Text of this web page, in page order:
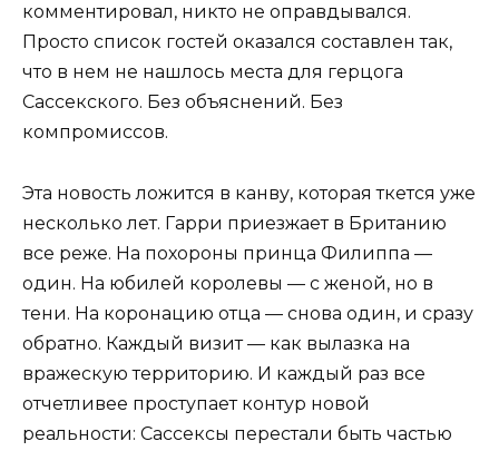
комментировал, никто не оправдывался.
Просто список гостей оказался составлен так,
что в нем не нашлось места для герцога
Сассекского. Без объяснений. Без
компромиссов.
Эта новость ложится в канву, которая ткется уже
несколько лет. Гарри приезжает в Британию
все реже. На похороны принца Филиппа —
один. На юбилей королевы — с женой, но в
тени. На коронацию отца — снова один, и сразу
обратно. Каждый визит — как вылазка на
вражескую территорию. И каждый раз все
отчетливее проступает контур новой
реальности: Сассексы перестали быть частью